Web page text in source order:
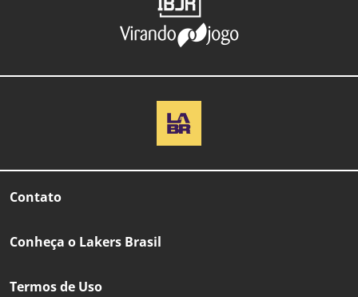
Contato
Conheça o Lakers Brasil
Termos de Uso